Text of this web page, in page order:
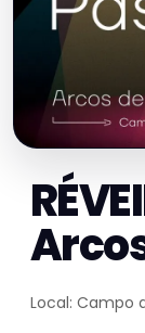
Local: Campo